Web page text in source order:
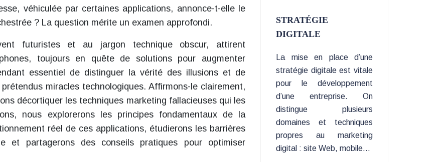
véhiculée par certaines applications, annonce-t-elle le
? La question mérite un examen approfondi.
futuristes et au jargon technique obscur, attirent
toujours en quête de solutions pour augmenter
essentiel de distinguer la vérité des illusions et de
miracles technologiques. Affirmons-le clairement,
décortiquer les techniques marketing fallacieuses qui les
nous explorerons les principes fondamentaux de la
réel de ces applications, étudierons les barrières
et partagerons des conseils pratiques pour optimiser
STRATÉGIE
DIGITALE
La mise en place d’une
stratégie digitale est vitale
pour le développement
d’une entreprise. On
distingue plusieurs
domaines et techniques
propres au marketing
digital : site Web, mobile…